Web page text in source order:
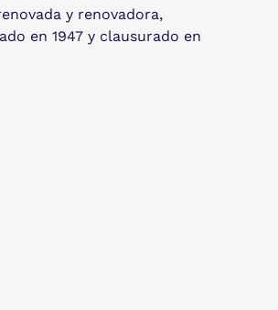
y renovadora,
en 1947 y clausurado en